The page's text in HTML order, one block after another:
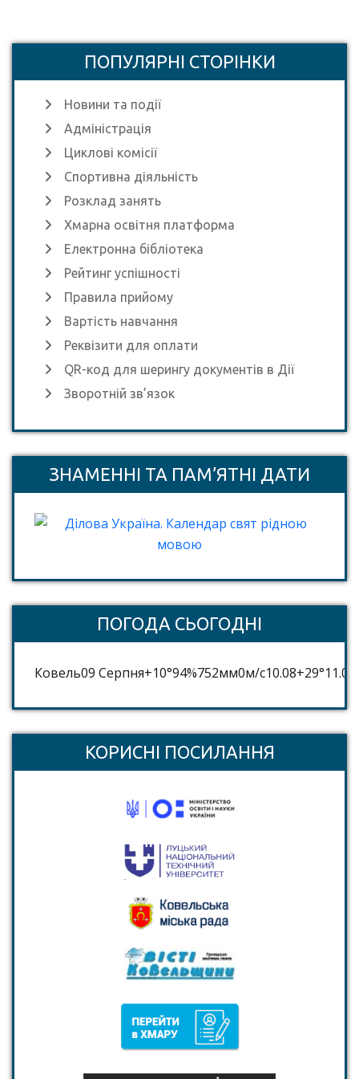
ПОПУЛЯРНІ СТОРІНКИ
Новини та події
Адміністрація
Циклові комісії
Спортивна діяльність
Розклад занять
Хмарна освітня платформа
Електронна бібліотека
Рейтинг успішності
Правила прийому
Вартість навчання
Реквізити для оплати
QR-код для шерингу документів в Дії
Зворотній зв’язок
ЗНАМЕННІ ТА ПАМ’ЯТНІ ДАТИ
ПОГОДА СЬОГОДНІ
Ковель09 Серпня+10°94%752мм0м/c10.08+29°11.08
КОРИСНІ ПОСИЛАННЯ